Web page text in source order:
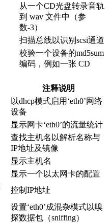
从一个CD光盘转录音轨
到 wav 文件中（参
数-3）
扫描总线以识别scsi通道
校验一个设备的md5sum
编码，例如一张 CD
注释说明
以dhcp模式启用‘eth0’网络
设备
显示网卡‘eth0’的流量统计
查找主机名以解析名称与
IP地址及镜像
显示主机名
显示一个以太网卡的配置
控制IP地址
设置‘eth0’成混杂模式以嗅
探数据包（sniffing）